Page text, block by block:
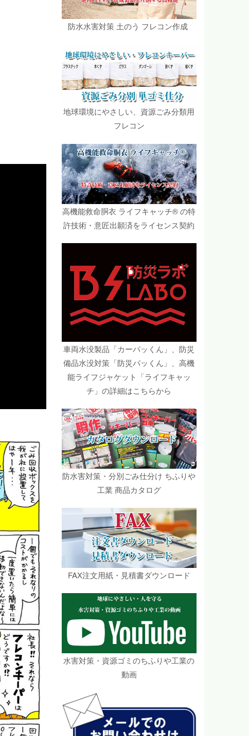
防水水害対策 土のう フレコン作成
地球環境にやさしい、資源ごみ分類用
フレコン
高機能救命胴衣 ライフキャッチ® の特
許技術・意匠出願済をライセンス契約
車両水没製品「カーパッくん」、防災
備品水没対策「防災パッくん」、高機
能ライフジャケット「ライフキャッ
チ」の詳細はこちらから
防水害対策・分別ごみ仕分け ちふりや
工業 商品カタログ
FAX注文用紙・見積書ダウンロード
水害対策・資源ゴミのちふりや工業の
動画